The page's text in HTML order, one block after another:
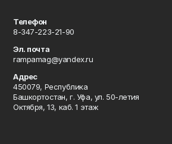
Телефон
8-347-223-21-90
Эл. почта
rampamag@yandex.ru
Адрес
450079, Республика
Башкортостан, г. Уфа, ул. 50-летия
Октября, 13, каб. 1 этаж